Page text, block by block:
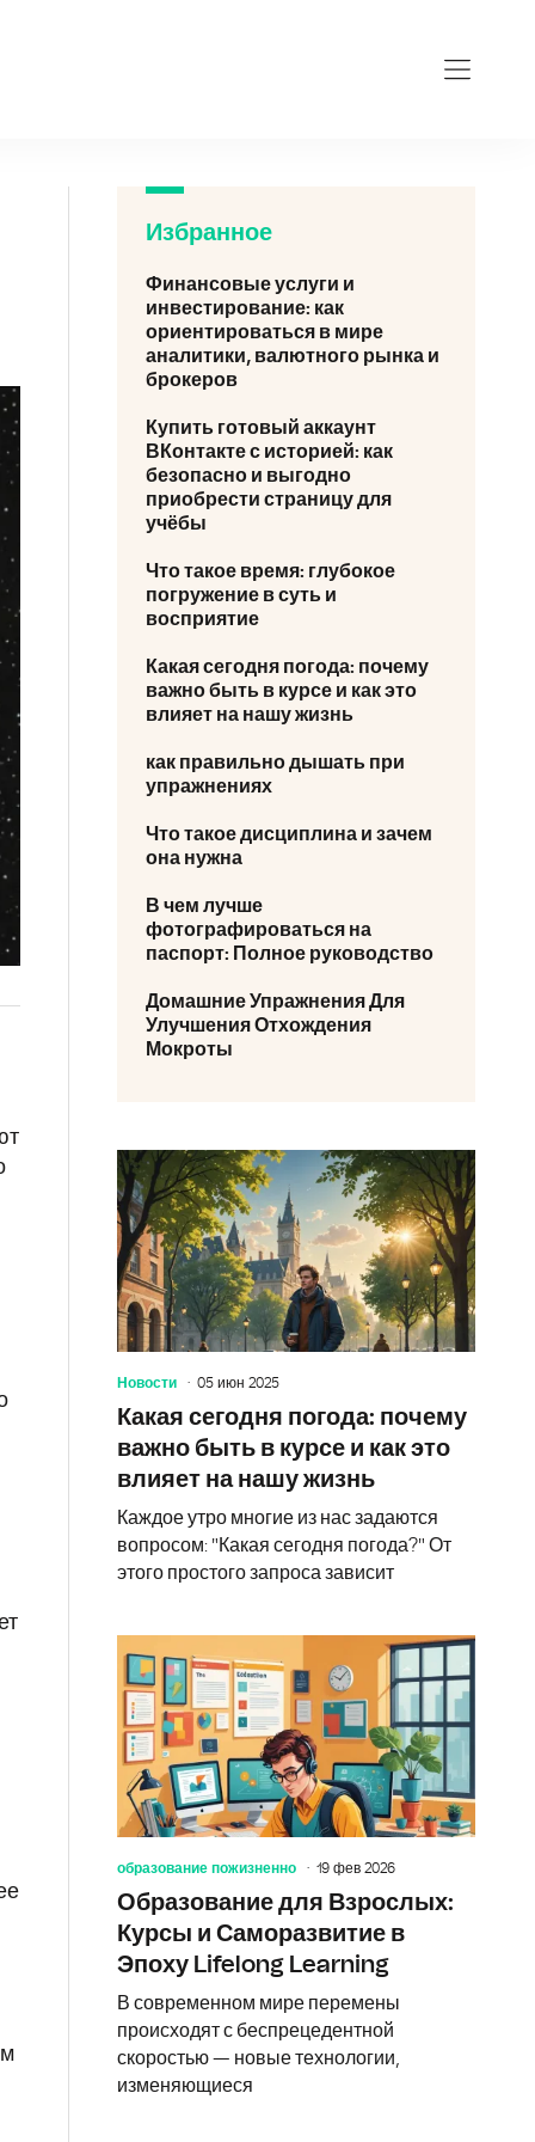
Избранное
Финансовые услуги и
инвестирование: как
ориентироваться в мире
аналитики, валютного рынка и
брокеров
Купить готовый аккаунт
ВКонтакте с историей: как
безопасно и выгодно
приобрести страницу для
учёбы
Что такое время: глубокое
погружение в суть и
восприятие
Какая сегодня погода: почему
важно быть в курсе и как это
влияет на нашу жизнь
как правильно дышать при
упражнениях
Что такое дисциплина и зачем
она нужна
В чем лучше
фотографироваться на
паспорт: Полное руководство
Домашние Упражнения Для
Улучшения Отхождения
Мокроты
Новости 05 июн 2025
Какая сегодня погода: почему
важно быть в курсе и как это
влияет на нашу жизнь
Каждое утро многие из нас задаются
вопросом: "Какая сегодня погода?" От
этого простого запроса зависит
образование пожизненно 19 фев 2026
Образование для Взрослых:
Курсы и Саморазвитие в
Эпоху Lifelong Learning
В современном мире перемены
происходят с беспрецедентной
скоростью — новые технологии,
изменяющиеся